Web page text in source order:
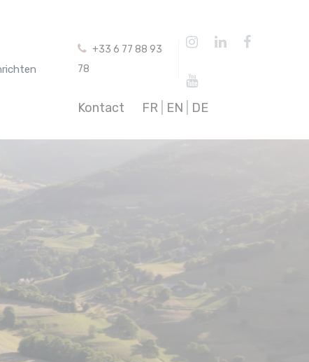
+33 6 77 88 93
78
Kontact FR| EN DE